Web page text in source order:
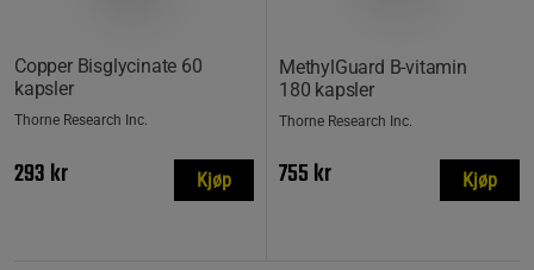
Copper Bisglycinate 60
kapsler
Thorne Research Inc.
293 kr Kjøp
MethylGuard B-vitamin
180 kapsler
Thorne Research Inc.
755 kr Kjøp